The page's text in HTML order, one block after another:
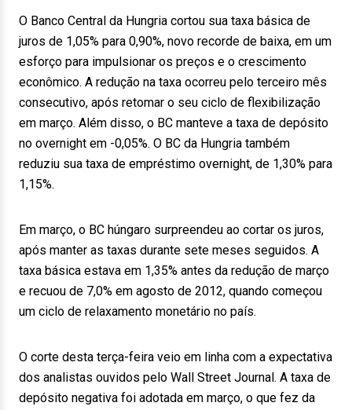
O Banco Central da Hungria cortou sua taxa básica de
juros de 1,05% para 0,90%, novo recorde de baixa, em um
esforço para impulsionar os preços e o crescimento
econômico. A redução na taxa ocorreu pelo terceiro mês
consecutivo, após retomar o seu ciclo de flexibilização
em março. Além disso, o BC manteve a taxa de depósito
no overnight em -0,05%. O BC da Hungria também
reduziu sua taxa de empréstimo overnight, de 1,30% para
1,15%.
Em março, o BC húngaro surpreendeu ao cortar os juros,
após manter as taxas durante sete meses seguidos. A
taxa básica estava em 1,35% antes da redução de março
e recuou de 7,0% em agosto de 2012, quando começou
um ciclo de relaxamento monetário no país.
O corte desta terça-feira veio em linha com a expectativa
dos analistas ouvidos pelo Wall Street Journal. A taxa de
depósito negativa foi adotada em março, o que fez da